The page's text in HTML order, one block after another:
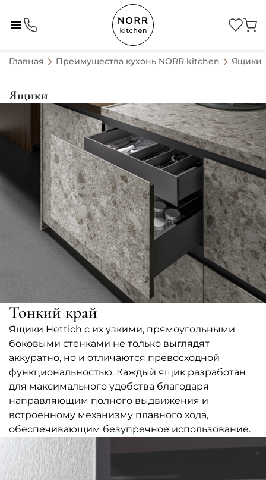
Главная Преимущества кухонь NORR kitchen Ящики
Ящики
Тонкий край
Ящики Hettich с их узкими, прямоугольными
боковыми стенками не только выглядят
аккуратно, но и отличаются превосходной
функциональностью. Каждый ящик разработан
для максимального удобства благодаря
направляющим полного выдвижения и
встроенному механизму плавного хода,
обеспечивающим безупречное использование.